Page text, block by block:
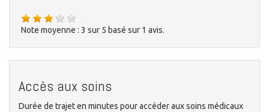
Note moyenne : 3 sur 5 basé sur 1 avis.
Accès aux soins
Durée de trajet en minutes pour accéder aux soins médicaux